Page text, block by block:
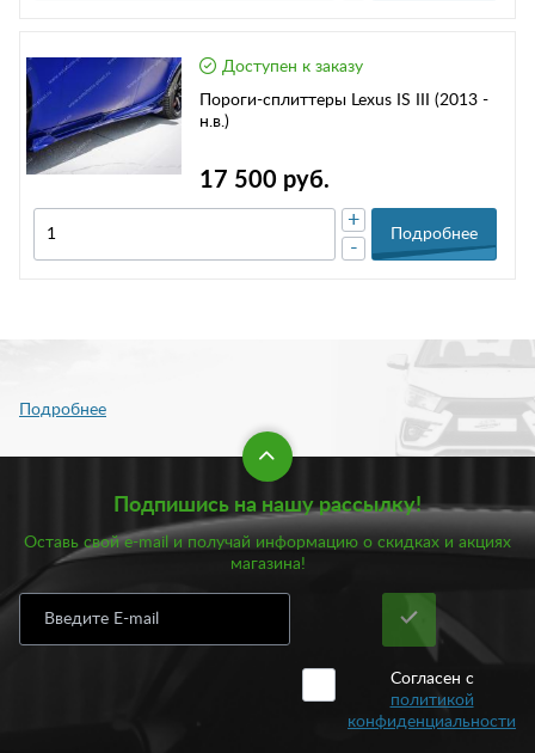
Доступен к заказу
Пороги-сплиттеры Lexus IS III (2013 -
н.в.)
17 500 руб.
-
+
Подробнее
Подпишись на нашу рассылку!
Оставь свой e-mail и получай информацию о скидках и акциях
магазина!
Согласен с
политикой
конфиденциальности